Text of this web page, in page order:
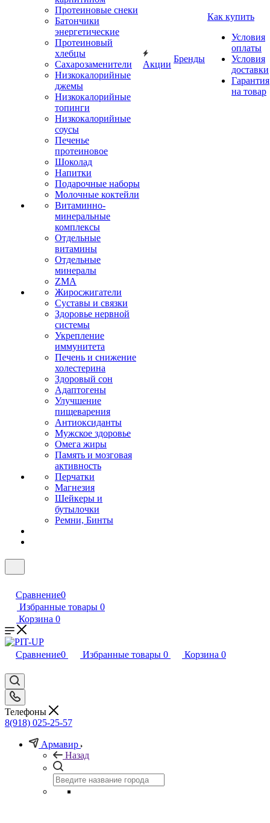
Протеиновые снеки
Батончики
энергетические
Протеиновый
хлебцы
Сахарозаменители
Низкокалорийные
джемы
Низкокалорийные
топинги
Низкокалорийные
соусы
Печенье
протеиновое
Шоколад
Напитки
Подарочные наборы
Молочные коктейли
Витаминно-
минеральные
комплексы
Отдельные
витамины
Отдельные
минералы
ZMA
Жиросжигатели
Суставы и связки
Здоровье нервной
системы
Укрепление
иммунитета
Печень и снижение
холестерина
Здоровый сон
Адаптогены
Улучшение
пищеварения
Антиоксиданты
Мужское здоровье
Омега жиры
Память и мозговая
активность
Перчатки
Магнезия
Шейкеры и
бутылочки
Ремни, Бинты
Акции
Бренды
Как купить
Условия
оплаты
Условия
доставки
Гарантия
на товар
Сравнение0
Избранные товары 0
Корзина 0
Сравнение0 Избранные товары 0 Корзина 0
Телефоны
8(918) 025-25-57
Армавир
Назад